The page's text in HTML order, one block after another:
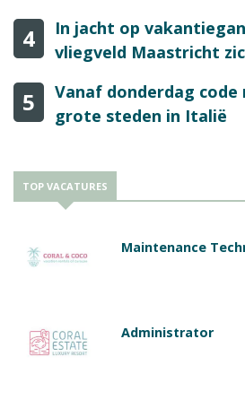
4
In jacht op
vliegveld Maastricht
5
Vanaf donderdag code
grote steden in Italië
TOP VACATURES
Maintenance
Administrator